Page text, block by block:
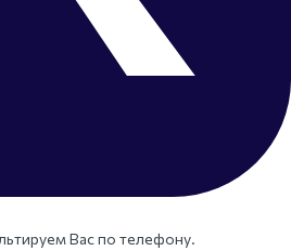
Вас по телефону.